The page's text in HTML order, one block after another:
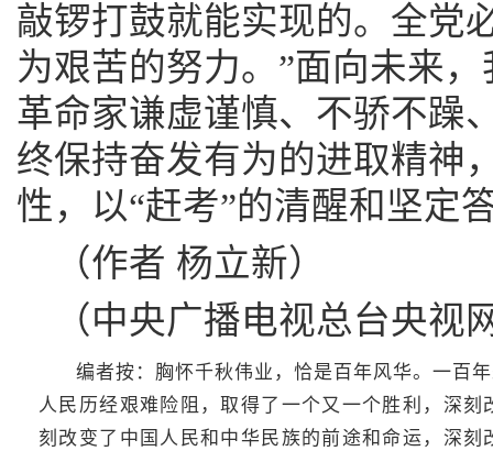
敲锣打鼓就能实现的。全党
为艰苦的努力。”面向未来
革命家谦虚谨慎、不骄不躁
终保持奋发有为的进取精神
性，以“赶考”的清醒和坚定
（作者 杨立新）
（中央广播电视总台央视
编者按：胸怀千秋伟业，恰是百年风华。一百
人民历经艰难险阻，取得了一个又一个胜利，深
刻改变了中国人民和中华民族的前途和命运，深